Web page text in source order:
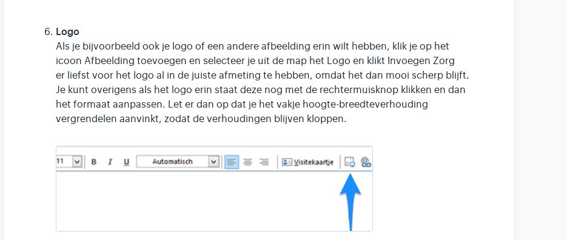
Logo
Als je bijvoorbeeld ook je logo of een andere afbeelding erin wilt hebben, klik je op het
icoon Afbeelding toevoegen en selecteer je uit de map het Logo en klikt Invoegen Zorg
er liefst voor het logo al in de juiste afmeting te hebben, omdat het dan mooi scherp blijft.
Je kunt overigens als het logo erin staat deze nog met de rechtermuisknop klikken en dan
het formaat aanpassen. Let er dan op dat je het vakje hoogte-breedteverhouding
vergrendelen aanvinkt, zodat de verhoudingen blijven kloppen.